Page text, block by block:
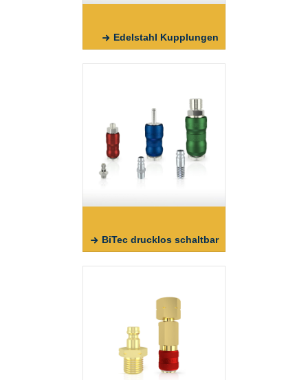
Edelstahl Kupplungen
BiTec drucklos schaltbar